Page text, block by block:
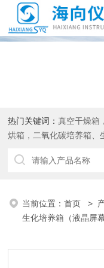
热门关键词：真空干燥箱
烘箱，二氧化碳培养箱、
当前位置：首页 >
生化培养箱（液晶屏